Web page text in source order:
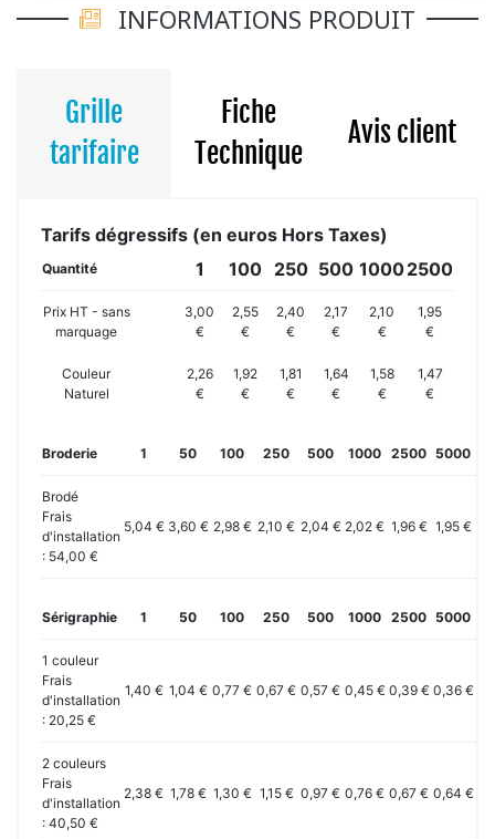
INFORMATIONS PRODUIT
Grille
tarifaire
Fiche
Technique
Avis client
Tarifs dégressifs (en euros Hors Taxes)
Quantité 1 100 250 500 10002500
Prix HT - sans
marquage
3,00
€
2,55
€
2,40
€
2,17
€
2,10
€
1,95
€
Couleur
Naturel
2,26
€
1,92
€
1,81
€
1,64
€
1,58
€
1,47
€
Broderie 1 50 100 250 500 1000 2500 5000
Brodé
Frais
d'installation
: 54,00 €
5,04 € 3,60 € 2,98 € 2,10 € 2,04 € 2,02 € 1,96 € 1,95 €
Sérigraphie 1 50 100 250 500 1000 2500 5000
1 couleur
Frais
d'installation
: 20,25 €
1,40 € 1,04 € 0,77 € 0,67 € 0,57 € 0,45 € 0,39 € 0,36 €
2 couleurs
Frais
d'installation
: 40,50 €
2,38 € 1,78 € 1,30 € 1,15 € 0,97 € 0,76 € 0,67 € 0,64 €